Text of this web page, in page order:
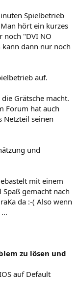
Spielbetrieb
hört ein kurzes
noch "DVI NO
dann nur noch
auf.
Grätsche macht.
Forum hat auch
Netzteil seinen
und
mit einem
Spaß gemacht nach
da :-( Also wenn
zu lösen und
auf Default